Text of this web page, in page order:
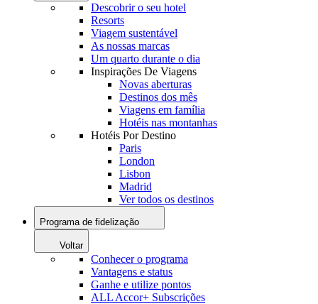
Descobrir o seu hotel
Resorts
Viagem sustentável
As nossas marcas
Um quarto durante o dia
Inspirações De Viagens
Novas aberturas
Destinos dos mês
Viagens em família
Hotéis nas montanhas
Hotéis Por Destino
Paris
London
Lisbon
Madrid
Ver todos os destinos
Programa de fidelização
Voltar
Conhecer o programa
Vantagens e status
Ganhe e utilize pontos
ALL Accor+ Subscrições